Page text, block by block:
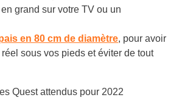
en grand sur votre TV ou un
en 80 cm de diamètre, pour avoir
sous vos pieds et éviter de tout
Quest attendus pour 2022